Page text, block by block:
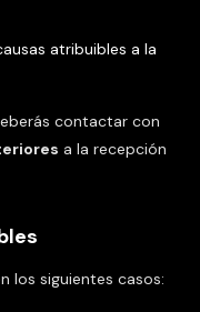
atribuibles a la
contactar con
a la recepción
los siguientes casos: